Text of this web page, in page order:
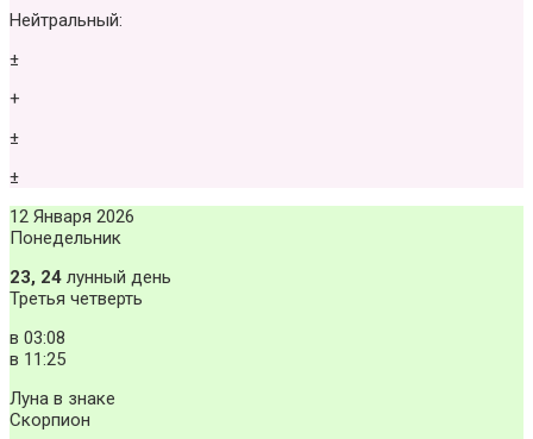
Нейтральный:
±
+
±
±
12 Января 2026
Понедельник
23, 24 лунный день
Третья четверть
в 03:08
в 11:25
Луна в знаке
Скорпион